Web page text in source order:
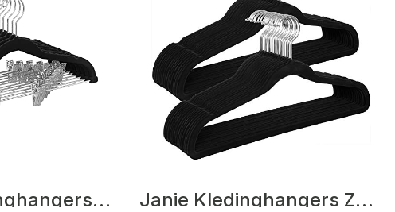
Keagan Kledinghangers Zwart Janie Kledinghangers Zwart